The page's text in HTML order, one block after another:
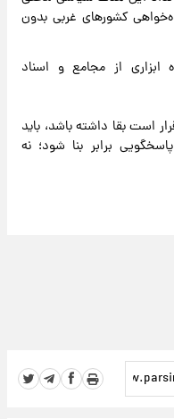
کشورهای غربی بدون
ابزاری از مجامع و اسناد
است بقا داشته باشد، باید
برابر بنا شود؛ نه